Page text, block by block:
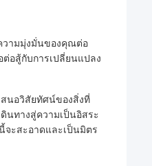
ความมุ่งมั่นของคุณต่อ
อสู้กับการเปลี่ยนแปลง
สนอวิสัยทัศน์ของสิ่งที่
นทางสู่ความเป็นอิสระ
ะสะอาดและเป็นมิตร